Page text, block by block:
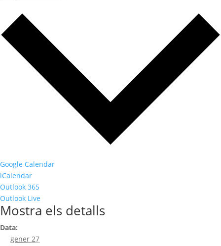
Google Calendar
iCalendar
Outlook 365
Outlook Live
Mostra els detalls
Data:
gener 27